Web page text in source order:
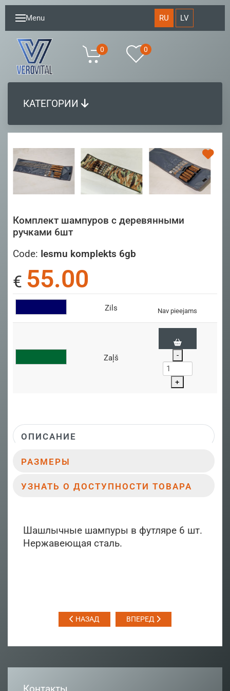
Menu RU LV
0 0
КАТЕГОРИИ
Комплект шампуров с деревянными
ручками 6шт
Code: Iesmu komplekts 6gb
€ 55.00
Zils Nav pieejams
Zaļš -
+
ОПИСАНИЕ
РАЗМЕРЫ
УЗНАТЬ О ДОСТУПНОСТИ ТОВАРА
Шашлычные шампуры в футляре 6 шт.
Нержавеющая сталь.
НАЗАД ВПЕРЕД
Контакты